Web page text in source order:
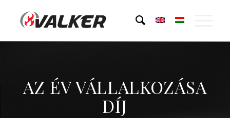
AZ ÉV VÁLLALKOZÁSA
DÍJ